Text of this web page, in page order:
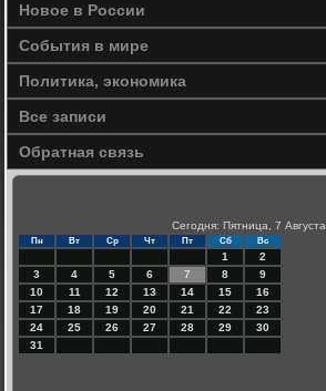
Новое в России
События в мире
Политика, экономика
Все записи
Обратная связь
Сегодня: Пятница, 7 Августа
Пн Вт Ср Чт Пт Сб Вс
1
2
3
4 5 6 7 8
9
10
11 12 13 14 15
16
17
18 19 20 21 22
23
24
25 26 27 28 29
30
31